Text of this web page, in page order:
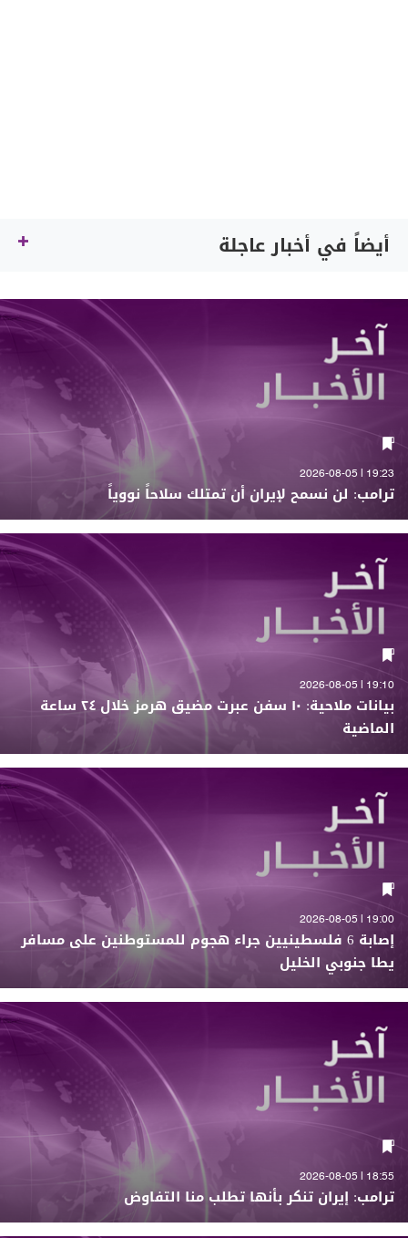
أيضاً في أخبار عاجلة
19:23 | 2026-08-05
ترامب: لن نسمح لإيران أن تمتلك سلاحاً نووياً
19:10 | 2026-08-05
بيانات ملاحية: ١٠ سفن عبرت مضيق هرمز خلال ٢٤ ساعة
الماضية
19:00 | 2026-08-05
إصابة 6 فلسطينيين جراء هجوم للمستوطنين على مسافر
يطا جنوبي الخليل
18:55 | 2026-08-05
ترامب: إيران تنكر بأنها تطلب منا التفاوض